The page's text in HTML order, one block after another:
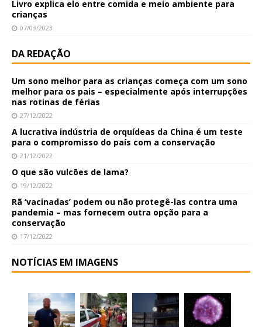
Livro explica elo entre comida e meio ambiente para
crianças
07/03/2023
DA REDAÇÃO
Um sono melhor para as crianças começa com um sono
melhor para os pais – especialmente após interrupções
nas rotinas de férias
27/12/2022
A lucrativa indústria de orquídeas da China é um teste
para o compromisso do país com a conservação
21/12/2022
O que são vulcões de lama?
19/12/2022
Rã ‘vacinadas’ podem ou não protegê-las contra uma
pandemia – mas fornecem outra opção para a
conservação
17/12/2022
NOTÍCIAS EM IMAGENS